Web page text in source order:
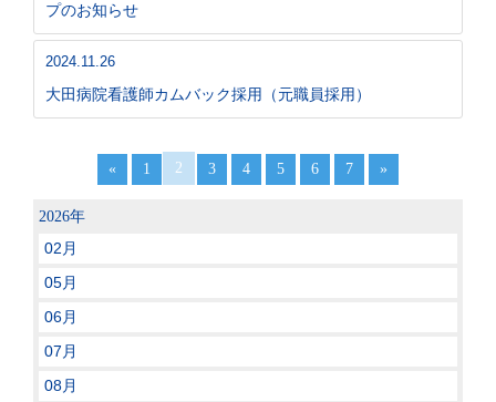
プのお知らせ
2024.11.26
大田病院看護師カムバック採用（元職員採用）
« 1 2 3 4 5 6 7 »
2026年
02月
05月
06月
07月
08月